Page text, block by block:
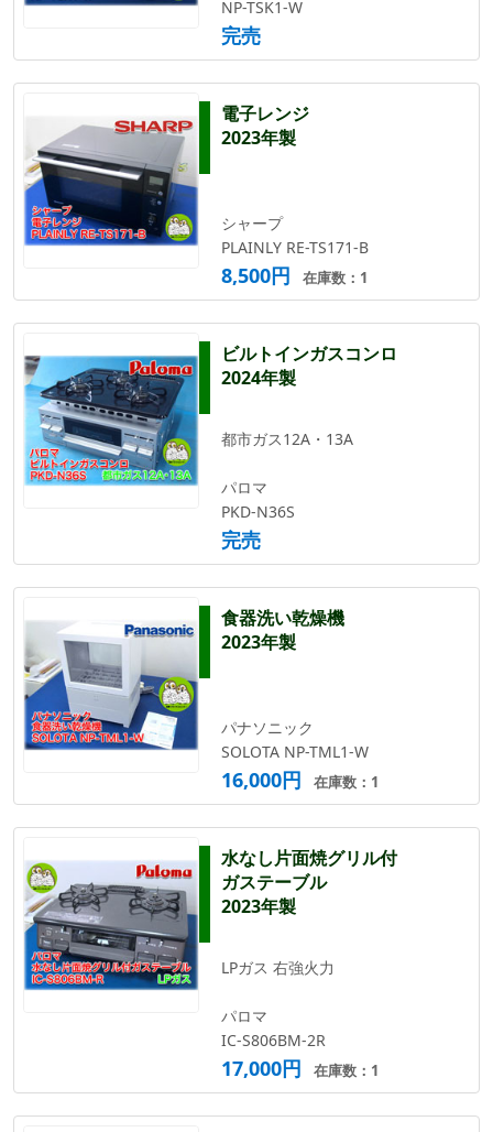
NP-TSK1-W
完売
電子レンジ
2023年製
シャープ
PLAINLY RE-TS171-B
8,500円 在庫数：1
ビルトインガスコンロ
2024年製
都市ガス12A・13A
パロマ
PKD-N36S
完売
食器洗い乾燥機
2023年製
パナソニック
SOLOTA NP-TML1-W
16,000円 在庫数：1
水なし片面焼グリル付
ガステーブル
2023年製
LPガス 右強火力
パロマ
IC-S806BM-2R
17,000円 在庫数：1